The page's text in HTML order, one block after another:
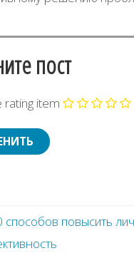
пост
rating item
способов повысить